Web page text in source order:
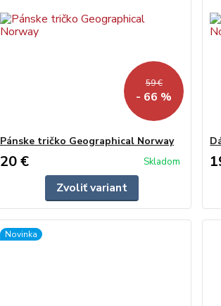
59 €
- 66 %
Pánske tričko Geographical Norway
20 € Skladom
Zvoliť variant
Novinka